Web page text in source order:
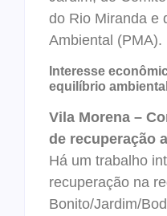
do Rio Miranda e
Ambiental (PMA).
Interesse
equilíbrio
Vila Morena –
de recuperação
Há um trabalho
recuperação na
Bonito/Jardim/